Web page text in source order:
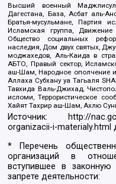
Высший военный
Дагестана, База, Асбат аль-
Братья-мусульмане, Партия
Исламская группа, Движение
Общество социальных
наследия, Дом двух святых,
моджахедов, Аль-Каида в
АБТО, Правый сектор,
аш-Шам, Народное ополчение
Аллаха Субхану уа Тагьаля
Тавхида Валь-Джихад,
исломи, Террористическое
Хайят Тахрир аш-Шам, Ахлю
Источник:
http://
organizacii-i-materialy.html
* Перечень
организаций в
вступившее в
запрете деятельности: